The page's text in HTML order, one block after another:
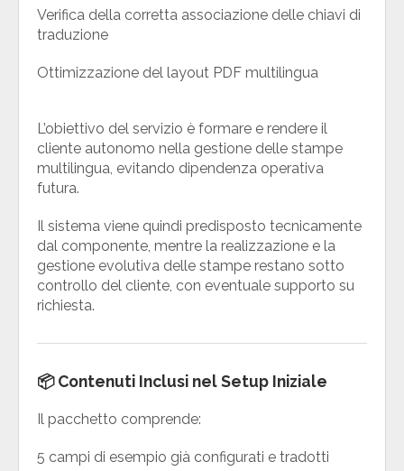
Verifica della corretta associazione delle chiavi di
traduzione
Ottimizzazione del layout PDF multilingua
L’obiettivo del servizio è formare e rendere il
cliente autonomo nella gestione delle stampe
multilingua, evitando dipendenza operativa
futura.
Il sistema viene quindi predisposto tecnicamente
dal componente, mentre la realizzazione e la
gestione evolutiva delle stampe restano sotto
controllo del cliente, con eventuale supporto su
richiesta.
📦 Contenuti Inclusi nel Setup Iniziale
Il pacchetto comprende:
5 campi di esempio già configurati e tradotti